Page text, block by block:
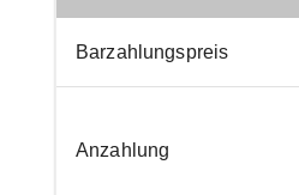
Barzahlungspreis
Anzahlung